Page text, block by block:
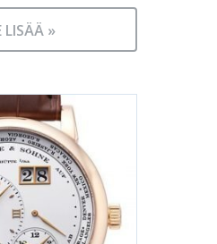
LISÄÄ »